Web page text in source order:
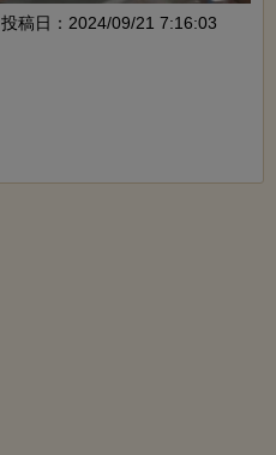
投稿日：2024/09/21 7:16:03